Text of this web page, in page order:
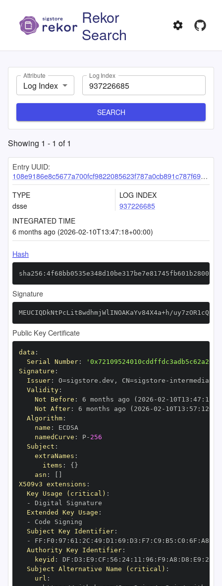
Rekor
Search
Attribute
Log Index
Log Index
SEARCH
Showing 1 - 1 of1
Entry UUID:
108e9186e8c5677a700fcf9822085623f787a0cb891c787f69b9c30e7d30c37861722de784bd7cd8
TYPE
dsse
LOG INDEX
937226685
INTEGRATED TIME
6 months ago (2026-02-10T13:47:18+00:00)
Hash
Signature
MEUCIQDkNtPcLit8wdhmjWlINOAKaYv84X4a+h/
Public Key Certificate
data :
Serial Number:
Signature :
Issuer: O=sigstore.dev , CN=sigstore -
Validity:
Not Before : 6 months ago (2026 -02 - 10T13 : 47 :
Not After: 6 months ago (2026 -02 - 10T13 : 57 : 12+00
Algorithm:
name :
namedCurve : P- 256
Subject :
extraNames :
items : { }
asn :
X509v3 extensions :
Key Usage (critical) :
-
Extended Key Usage :
-
Subject Key Identifier:
-
FF : F0 : 97 : 61 : 2C : 49 : D1 : 69 : D3 : F7 : C9 : B5 : C0 : 6F : A8
Authority Key Identifier:
keyid : DF : D3 : E9 : CF : 56 : 24: 11 : 96 : F9 : A8 : D8 : E9 : 28
Subject Alternative Name (critical) :
url :